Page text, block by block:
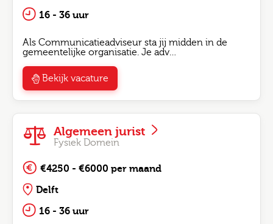
16 - 36 uur
Als Communicatieadviseur sta jij midden in de
gemeentelijke organisatie. Je adv…
Bekijk vacature
Algemeen jurist
Fysiek Domein
€4250 - €6000 per maand
Delft
16 - 36 uur